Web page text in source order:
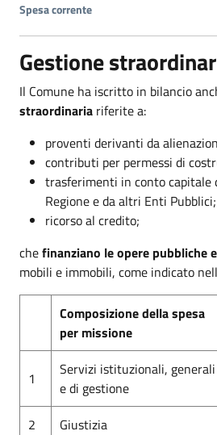
Spesa corrente
Gestione
Il Comune ha iscritto in bilancio
straordinaria riferite a:
proventi derivanti da
contributi per permessi di
trasferimenti in conto capitale
Regione e da altri Enti Pubblici;
ricorso al credito;
chefinanziano le opere pubbliche
mobili e immobili, come indicato
Composizione della spesa
per missione
1
Servizi istituzionali, generali
e di gestione
2 Giustizia